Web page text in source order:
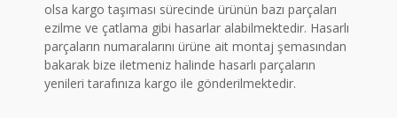
olsa kargo taşıması sürecinde ürünün bazı parçaları
ezilme ve çatlama gibi hasarlar alabilmektedir. Hasarlı
parçaların numaralarını ürüne ait montaj şemasından
bakarak bize iletmeniz halinde hasarlı parçaların
yenileri tarafınıza kargo ile gönderilmektedir.